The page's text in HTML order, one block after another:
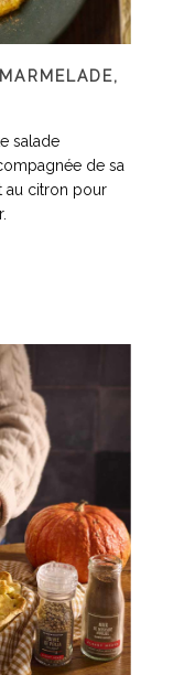
salade
de sa
au citron pour